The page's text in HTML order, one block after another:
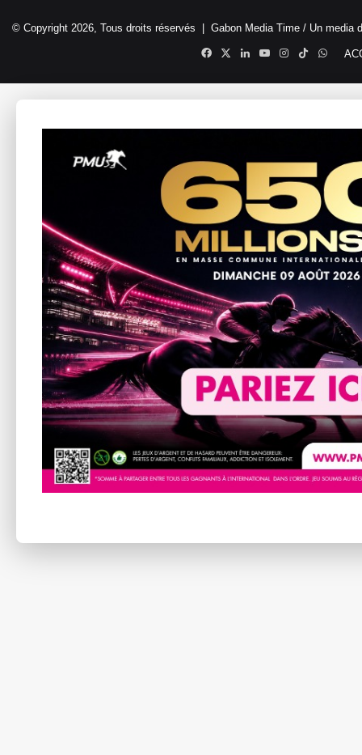
© Copyright 2026, Tous droits réservés | Gabon Media Time / Un media
Facebook
X LinkedinYouTubeInstagram
TikTok